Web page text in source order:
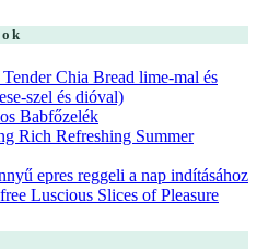
Chia Bread lime-mal és
szel és dióval)
Babfőzelék
Rich Refreshing Summer
epres reggeli a nap indításához
Luscious Slices of Pleasure